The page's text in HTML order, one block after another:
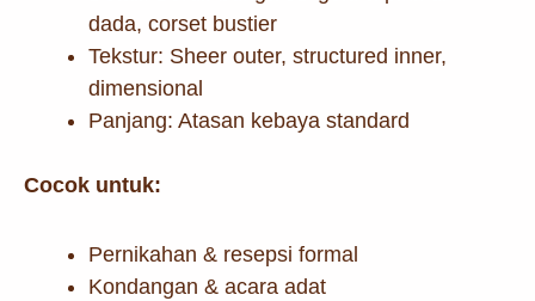
dada, corset bustier
Tekstur: Sheer outer, structured inner,
dimensional
Panjang: Atasan kebaya standard
Cocok untuk:
Pernikahan & resepsi formal
Kondangan & acara adat